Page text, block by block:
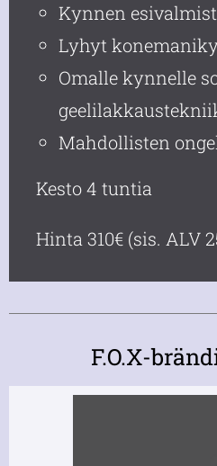
Kynnen
Lyhyt
Omalle kynnelle
Mahdollisten
Kesto 4 tuntia
Hinta 310€ (sis. ALV
F.O.X-